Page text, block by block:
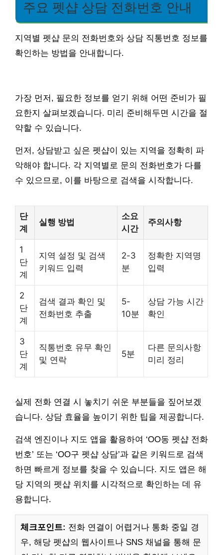
주요 펫샵 상담 전화번호 안내
지역별 펫샵 문의 전화번호와 상담 직통번호 정보를
확인하는 방법을 안내합니다.
가장 먼저, 필요한 정보를 얻기 위해 어떤 준비가 필
요한지 살펴보겠습니다. 미리 준비해두면 시간을 절
약할 수 있습니다.
먼저, 상담받고 싶은 펫샵이 있는 지역을 정확히 파
악해야 합니다. 각 지역별로 문의 전화번호가 다를
수 있으므로, 이를 바탕으로 검색을 시작합니다.
단
계
실행 방법
소요
시간
주의사항
1
단
계
지역 설정 및 검색
키워드 입력
2-3
분
정확한 지역명
입력
2
단
계
검색 결과 확인 및
전화번호 추출
5-
10분
상담 가능 시간
확인
3
단
계
직통번호 유무 확인
및 연락
5분
다른 문의사항
미리 정리
실제 전화 연결 시 놓치기 쉬운 부분들을 짚어보겠
습니다. 상담 효율을 높이기 위한 팁을 제공합니다.
검색 엔진이나 지도 앱을 활용하여 ‘OO동 펫샵 전화
번호’ 또는 ‘OO구 펫샵 상담’과 같은 키워드로 검색
하면 빠르게 정보를 찾을 수 있습니다. 지도 앱은 해
당 지역의 펫샵 위치를 시각적으로 확인하는 데 유
용합니다.
체크포인트: 전화 연결이 어렵거나 통화 중일 경
우, 해당 펫샵의 웹사이트나 SNS 채널을 통해 문